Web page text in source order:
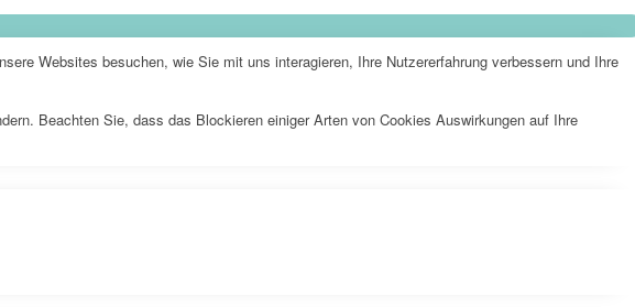
Websites besuchen, wie Sie mit uns interagieren, Ihre Nutzererfahrung verbessern und Ihre
Beachten Sie, dass das Blockieren einiger Arten von Cookies Auswirkungen auf Ihre